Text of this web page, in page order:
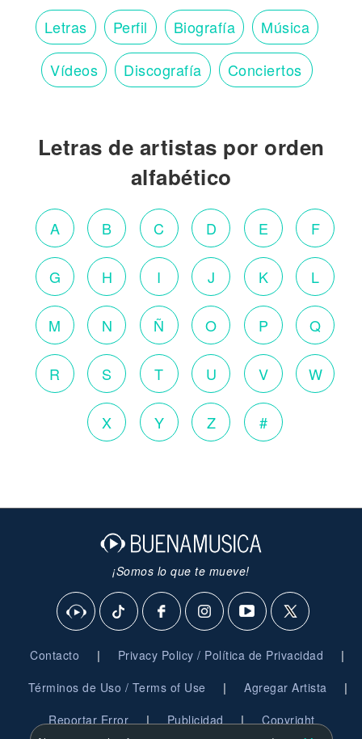
Letras Perfil Biografía Música
Vídeos Discografía Conciertos
Letras de artistas por orden
alfabético
A B C D E F
G H I J K L
M N Ñ O P Q
R S T U V W
X Y Z #
¡Somos lo que te mueve!
Contacto | Privacy Policy / Política de Privacidad |
Términos de Uso / Terms of Use | Agregar Artista |
Reportar Error | Publicidad | Copyright